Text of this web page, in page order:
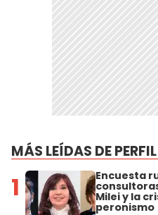
MÁS LEÍDAS DE PERFIL
1 Encuesta
Milei y la
peronismo